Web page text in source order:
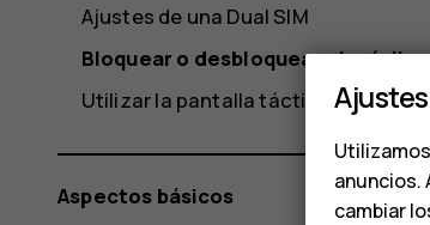
Ajustes de una Dual SIM
Bloquear o desbloquear el móvil
Utilizar la pantalla táctil
Aspectos básicos
anuncios.
cambiar